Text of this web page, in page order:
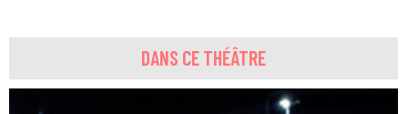
DANS CE THÉÂTRE